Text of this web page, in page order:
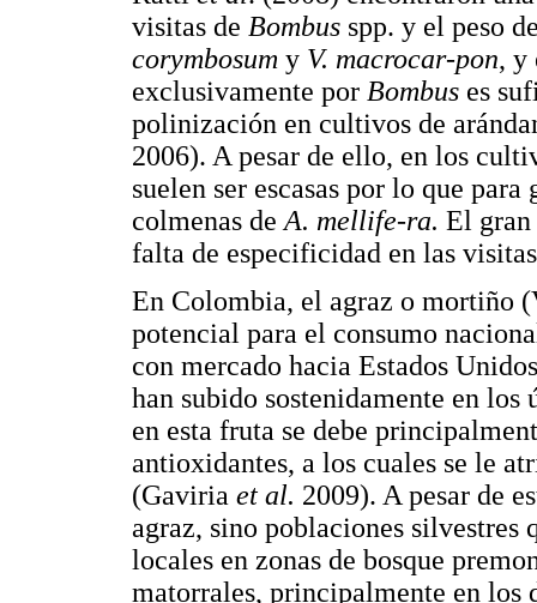
visitas de Bombus spp. y el peso
corymbosum y V. macrocar-pon, y
exclusivamente por Bombus es
polinización en cultivos de
2006). A pesar de ello, en los
suelen ser escasas por lo que
colmenas de A. mellife-ra. El gran
falta de especificidad en las
En Colombia, el agraz o mortiño
potencial para el consumo
con mercado hacia Estados
han subido sostenidamente en
en esta fruta se debe
antioxidantes, a los cuales se le
(Gaviria et al. 2009). A pesar de
agraz, sino poblaciones silvestres
locales en zonas de bosque
matorrales, principalmente en los